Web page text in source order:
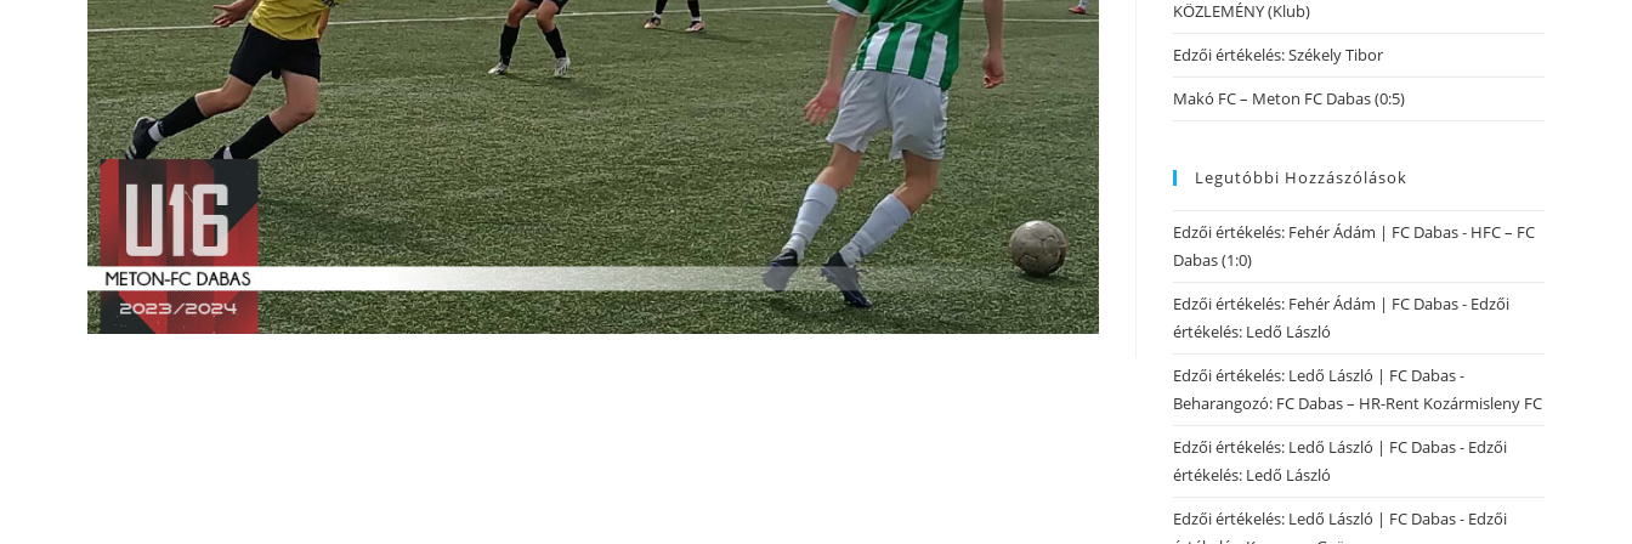
KÖZLEMÉNY (Klub)
Edzői értékelés: Székely Tibor
Makó FC – Meton FC Dabas (0:5)
Legutóbbi Hozzászólások
Edzői értékelés: Fehér Ádám | FC Dabas- HFC – FC
Dabas (1:0)
Edzői értékelés: Fehér Ádám | FC Dabas- Edzői
értékelés: Ledő László
Edzői értékelés: Ledő László | FC Dabas-
Beharangozó: FC Dabas – HR-Rent Kozármisleny FC
Edzői értékelés: Ledő László | FC Dabas- Edzői
értékelés: Ledő László
Edzői értékelés: Ledő László | FC Dabas- Edzői